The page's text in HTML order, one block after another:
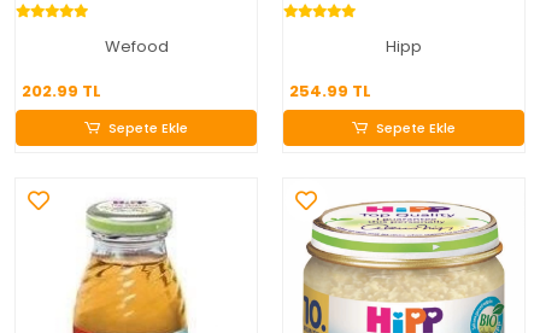
Wefood
202.99 TL
202.99 TL
Sepete Ekle
Hipp
254.99 TL
254.99 TL
Sepete Ekle